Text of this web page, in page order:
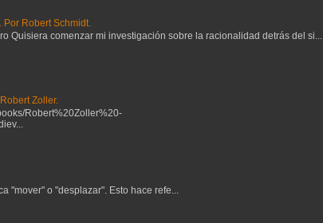
Por Robert Schmidt.
Quisiera comenzar mi investigación sobre la racionalidad detrás del si...
Zoller.
Robert%20Zoller%20-
"mover" o "desplazar". Esto hace refe...